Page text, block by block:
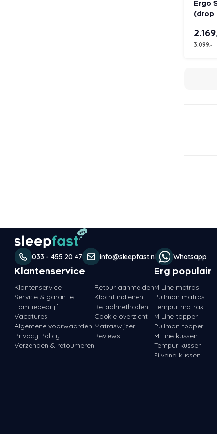
Ergo
(drop
2.169
3.099,-
033 - 455 20 47 info@sleepfast.nl Whatsapp
Klantenservice
Klantenservice
Service & garantie
Familiebedrijf
Vacatures
Algemene voorwaarden
Privacy Policy
Verzenden & retourneren
Retour aanmelden
Klacht indienen
Betaalmethoden
Cookie overzicht
Matraswijzer
Reviews
Erg populair
M Line matras
Pullman matras
Tempur matras
M Line topper
Pullman topper
M Line kussen
Tempur kussen
Silvana kussen